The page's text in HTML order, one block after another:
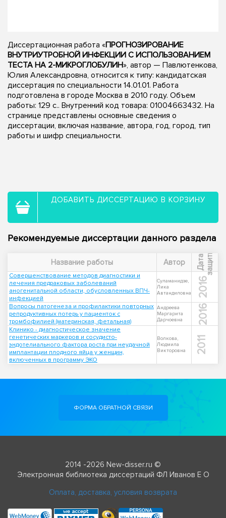
Диссертационная работа «ПРОГНОЗИРОВАНИЕ
ВНУТРИУТРОБНОЙ ИНФЕКЦИИ С ИСПОЛЬЗОВАНИЕМ
ТЕСТА НА 2-МИКРОГЛОБУЛИН», автор — Павлютенкова,
Юлия Александровна, относится к типу: кандидатская
диссертация по специальности 14.01.01. Работа
подготовлена в городе Москва в 2010 году. Объем
работы: 129 с.. Внутренний код товара: 01004663432. На
странице представлены основные сведения о
диссертации, включая название, автора, год, город, тип
работы и шифр специальности.
ДОБАВИТЬ ДИССЕРТАЦИЮ В КОРЗИНУ
Рекомендуемые диссертации данного раздела
Название работы Автор Д
а
т
а
з
а
щ
и
т ы
Совершенствование методов диагностики и
лечения предраковых заболеваний
аногенитальной области, обусловленных ВПЧ-
инфекцией
Суламанидзе,
Лика
Автандиловна
2016
Вопросы патогенеза и профилактики повторных
репродуктивных потерь у пациенток с
тромбофилией (материнская, фетальная)
Андреева
Маргарита
Дарчоевна
2016
Клинико - диагностическое значение
генетических маркеров и сосудисто-
эндотелиального фактора роста при неудачной
имплантации плодного яйца у женщин,
включенных в программу ЭКО
Волкова,
Людмила
Викторовна
2011
ФОРМА ОБРАТНОЙ СВЯЗИ
2014 -2026 New-disser.ru ©
Электронная библиотека диссертаций ФЛ Иванов Е О
Оплата, доставка, условия возврата